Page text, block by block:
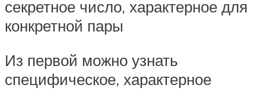
секретное число, характерное для
конкретной пары
Из первой можно узнать
специфическое, характерное